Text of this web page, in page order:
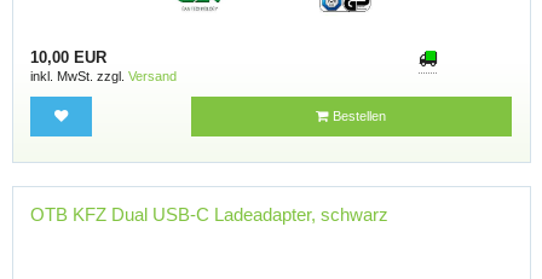
10,00 EUR
inkl. MwSt. zzgl. Versand
Bestellen
OTB KFZ Dual USB-C Ladeadapter, schwarz